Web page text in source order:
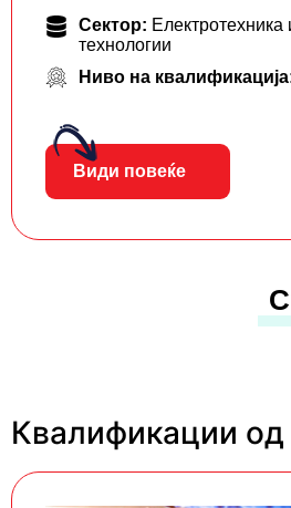
Сектор:
технологии
Ниво на
Види повеќе
Квалификации од